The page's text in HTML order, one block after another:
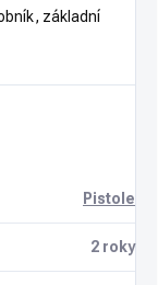
základní
Pistole
2 roky